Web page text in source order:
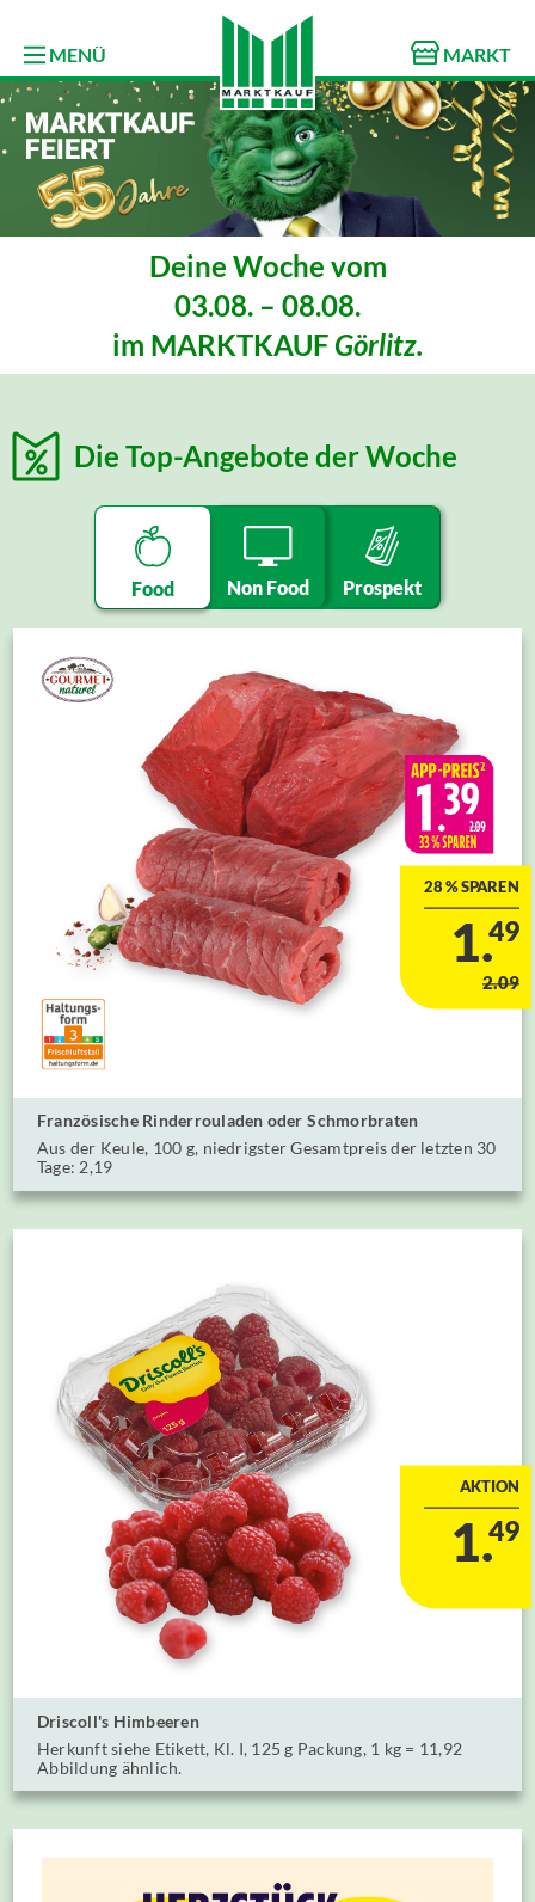
MENÜ MARKT
Deine Woche vom
03.08. – 08.08.
im MARKTKAUF Görlitz.
Die Top-Angebote der Woche
Food Non Food Prospekt
28 % SPAREN
1.49
2.09
Französische Rinderrouladen oder ⁣⁣Schmorbraten
Aus der Keule, 100 g⁣, niedrigster Gesamtpreis der letzten 30
Tage: 2,19
AKTION
1.49
Driscoll's Himbeeren
Herkunft siehe Etikett, Kl. I, 125 g Packung, ⁣1 kg = 11,92
⁣Abbildung ähnlich.